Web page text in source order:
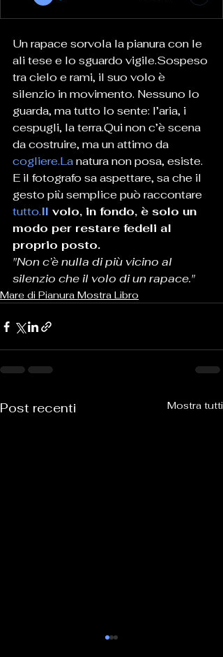
Un rapace sorvola la pianura con le
ali tese e lo sguardo vigile.Sospeso
tra cielo e rami, il suo volo è
silenzio in movimento. Nessuno lo
guarda, ma tutto lo sente: l’aria, i
cespugli, la terra.Qui non c’è scena
da costruire, ma un attimo da
cogliere.La natura non posa, esiste.
E il fotografo sa aspettare, sa che il
gesto più semplice può raccontare
tutto.Il volo, in fondo, è solo un
modo per restare fedeli al
proprio posto.
"Non c’è nulla di più vicino al
silenzio che il volo di un rapace."
Mare di Pianura Mostra Libro
Post recenti Mostra tutti